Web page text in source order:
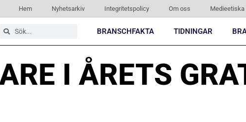
Hem Nyhetsarkiv Integritetspolicy Om oss
BRANSCHFAKTA TIDNINGAR
I ÅRETS